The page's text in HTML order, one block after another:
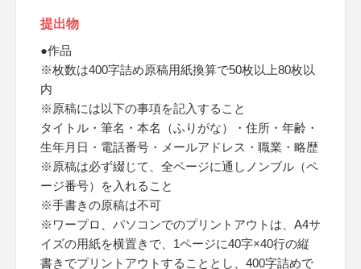
提出物
●作品
※枚数は400字詰め原稿用紙換算で50枚以上80枚以
内
※原稿には以下の事項を記入すること
タイトル・筆名・本名（ふりがな）・住所・年齢・
生年月日・電話番号・メールアドレス・職業・略歴
※原稿は必ず綴じて、全ページに通しノンブル（ペ
ージ番号）を入れること
※手書きの原稿は不可
※ワープロ、パソコンでのプリントアウトは、A4サ
イズの用紙を横置きで、1ページに40字×40行の縦
書きでプリントアウトすることとし、400字詰めで